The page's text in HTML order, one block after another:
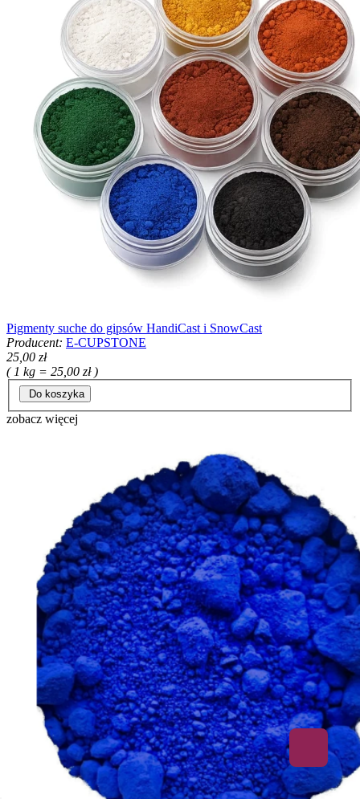
Pigmenty suche do gipsów HandiCast i SnowCast
Producent: E-CUPSTONE
25,00 zł
( 1 kg = 25,00 zł )
Do koszyka
zobacz więcej